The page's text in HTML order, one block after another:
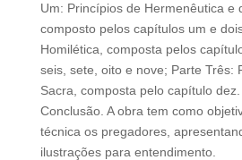
Um: Princípios de Hermenêutica e
composto pelos capítulos um e
Homilética, composta pelos
seis, sete, oito e nove; Parte Três:
Sacra, composta pelo capítulo dez.
Conclusão. A obra tem como
técnica os pregadores,
ilustrações para entendimento.